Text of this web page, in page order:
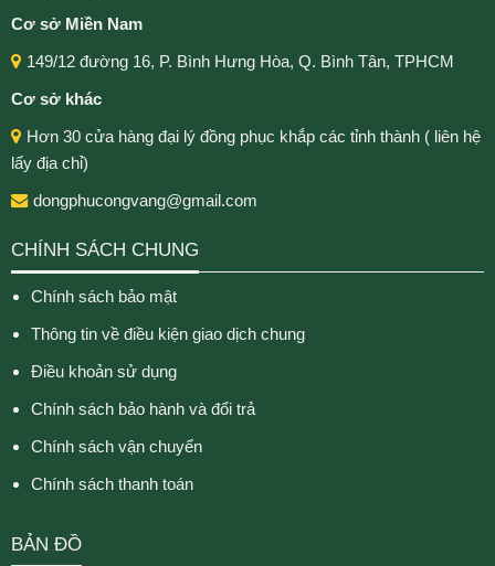
Cơ sở Miền Nam
149/12 đường 16, P. Bình Hưng Hòa, Q. Bình Tân, TPHCM
Cơ sở khác
Hơn 30 cửa hàng đại lý đồng phục khắp các tỉnh thành ( liên hệ
lấy địa chỉ)
dongphucongvang@gmail.com
CHÍNH SÁCH CHUNG
Chính sách bảo mật
Thông tin về điều kiện giao dịch chung
Điều khoản sử dụng
Chính sách bảo hành và đổi trả
Chính sách vận chuyển
Chính sách thanh toán
BẢN ĐỒ